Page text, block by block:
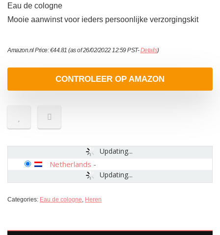
Eau de cologne
Mooie aanwinst voor ieders persoonlijke verzorgingskit
Amazon.nl Price:€44.81 (as of 26/02/2022 12:59 PST-Details)
CONTROLEER OP AMAZON
Updating...
Updating...
Netherlands -
Categories: Eau de cologne, Heren